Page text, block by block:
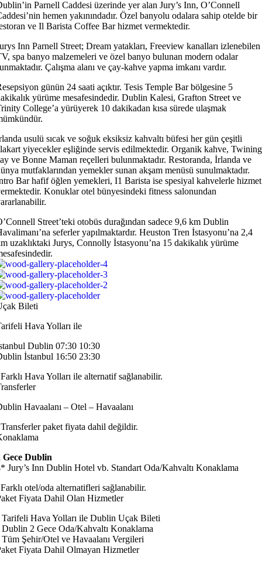
Parnell Caddesi üzerinde yer alan Jury’s Inn, O’Connell
hemen yakınındadır. Özel banyolu odalara sahip otelde bir
ve Il Barista Coffee Bar hizmet vermektedir.
Inn Parnell Street; Dream yatakları, Freeview kanalları izlenebilen
spa banyo malzemeleri ve özel banyo bulunan modern odalar
Çalışma alanı ve çay-kahve yapma imkanı vardır.
günün 24 saati açıktır. Tesis Temple Bar bölgesine 5
yürüme mesafesindedir. Dublin Kalesi, Grafton Street ve
College’a yürüyerek 10 dakikadan kısa sürede ulaşmak
usulü sıcak ve soğuk eksiksiz kahvaltı büfesi her gün çeşitli
yiyecekler eşliğinde servis edilmektedir. Organik kahve,
ve Bonne Maman reçelleri bulunmaktadır. Restoranda, İrlanda ve
mutfaklarından yemekler sunan akşam menüsü sunulmaktadır.
Bar hafif öğlen yemekleri, I1 Barista ise spesiyal kahvelerle hizmet
Konuklar otel bünyesindeki fitness salonundan
Street’teki otobüs durağından sadece 9,6 km Dublin
seferler yapılmaktardır. Heuston Tren İstasyonu’na 2,4
uzaklıktaki Jurys, Connolly İstasyonu’na 15 dakikalık yürüme
Bileti
Hava Yolları ile
Dublin 07:30 10:30
İstanbul 16:50 23:30
Hava Yolları ile alternatif sağlanabilir.
Havaalanı – Otel – Havaalanı
paket fiyata dahil değildir.
Gece Dublin
Jury’s Inn Dublin Hotel vb. Standart Oda/Kahvaltı Konaklama
otel/oda alternatifleri sağlanabilir.
Fiyata Dahil Olan Hizmetler
Tarifeli Hava Yolları ile Dublin Uçak Bileti
Dublin 2 Gece Oda/Kahvaltı Konaklama
Tüm Şehir/Otel ve Havaalanı Vergileri
Fiyata Dahil Olmayan Hizmetler